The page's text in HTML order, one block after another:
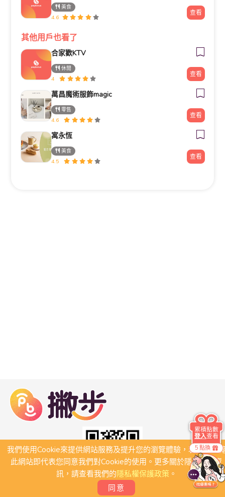
美食
4.6
查看
其他用戶也看了
合家歡KTV
休閒
4
查看
萬昌魔術服飾magic
零售
4.6
查看
寓永恆
美食
4.5
查看
我們使用Cookie來提供網站服務及提升您的瀏覽體驗，若繼續瀏
此網站即代表您同意我們對Cookie的使用。更多關於隱私保護資
訊，請查看我們的隱私權保護政策。
同意
5 點換
累積點數
登入查看